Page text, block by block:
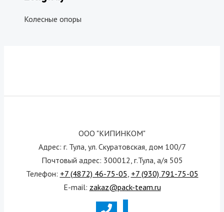
Колесные опоры
ООО "КИПИНКОМ"
Адрес: г. Тула, ул. Скуратовская, дом 100/7
Почтовый адрес: 300012, г.Тула, а/я 505
Телефон: +7 (4872) 46-75-05, +7 (930) 791-75-05
E-mail: zakaz@pack-team.ru